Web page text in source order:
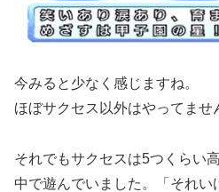
今みると少なく感じますね。
ほぼサクセス以外はやってませ
それでもサクセスは5つくらい
中で遊んでいました。「それ